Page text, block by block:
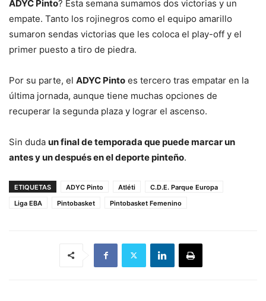
ADYC Pinto? Esta semana sumamos dos victorias y un
empate. Tanto los rojinegros como el equipo amarillo
sumaron sendas victorias que les coloca el play-off y el
primer puesto a tiro de piedra.
Por su parte, el ADYC Pinto es tercero tras empatar en la
última jornada, aunque tiene muchas opciones de
recuperar la segunda plaza y lograr el ascenso.
Sin duda un final de temporada que puede marcar un
antes y un después en el deporte pinteño.
ETIQUETAS ADYC Pinto Atléti
C.D.E. Parque Europa
Liga EBA
Pintobasket Pintobasket Femenino